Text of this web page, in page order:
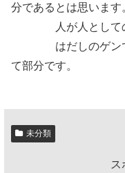
分であるとは思います
人が人としての心
はだしのゲンでの
て部分です。
未分類
ス